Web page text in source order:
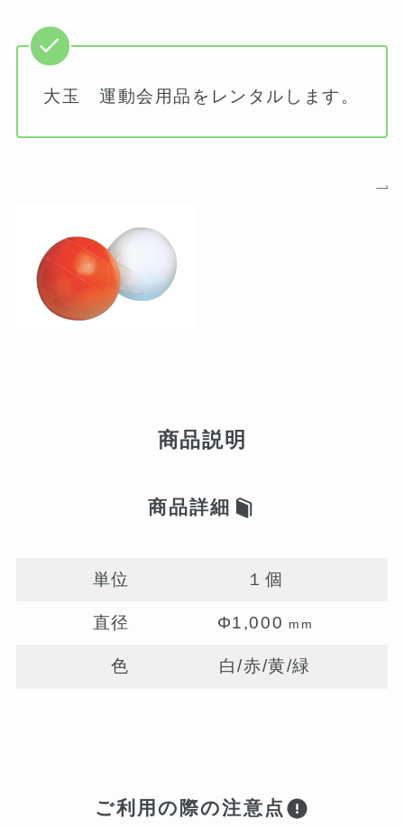
大玉 運動会用品をレンタルします。
商品説明
商品詳細
単位 １個
直径 Φ1,000 mm
色 白/赤/黄/緑
ご利用の際の注意点